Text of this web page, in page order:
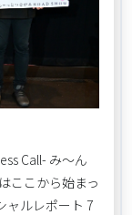
Call- み～ん
ここから始まっ
ャルレポート 7